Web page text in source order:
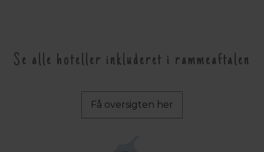
Se alle hoteller inkluderet i rammeaftalen
Få oversigten her